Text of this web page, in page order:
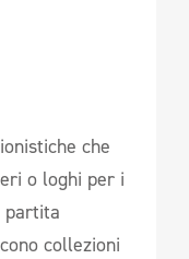
che
o loghi per i
partita
collezioni